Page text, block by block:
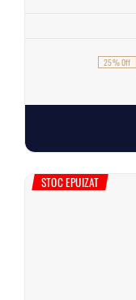
25% Off
STOC EPUIZAT